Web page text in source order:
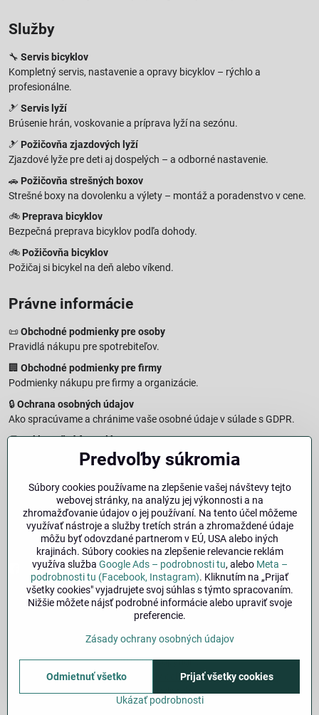
Služby
🔧 Servis bicyklov
Kompletný servis, nastavenie a opravy bicyklov – rýchlo a
profesionálne.
🎿 Servis lyží
Brúsenie hrán, voskovanie a príprava lyží na sezónu.
🎿 Požičovňa zjazdových lyží
Zjazdové lyže pre deti aj dospelých – a odborné nastavenie.
🚗 Požičovňa strešných boxov
Strešné boxy na dovolenku a výlety – montáž a poradenstvo v cene.
🚲 Preprava bicyklov
Bezpečná preprava bicyklov podľa dohody.
🚲 Požičovňa bicyklov
Požičaj si bicykel na deň alebo víkend.
Právne informácie
📜 Obchodné podmienky pre osoby
Pravidlá nákupu pre spotrebiteľov.
🏢 Obchodné podmienky pre firmy
Podmienky nákupu pre firmy a organizácie.
🔒Ochrana osobných údajov
Ako spracúvame a chránime vaše osobné údaje v súlade s GDPR.
🧾Reklamačný formulár
Jednoduché podanie reklamácie
Vzorový formulár pre odstúpenie od zmluvy a vrátenie tovaru.
Právna doložka – Autorské práva
Informácie o ochrane obsahu, značiek a fotografií vrátane
podmienok.
Facebook Instagram
🚚Doprava| 💳Platba| 🔁Výber veľkosti
©2026Copyright
Predvoľby súkromia
Zásady ochrany osobných údajov
Stav objednávky
Vytvorené pomocou:BiznisWeb.sk
Predvoľby súkromia
Súbory cookies používame na zlepšenie vašej návštevy tejto
webovej stránky, na analýzu jej výkonnosti a na
zhromažďovanie údajov o jej používaní. Na tento účel môžeme
využívať nástroje a služby tretích strán a zhromaždené údaje
môžu byť odovzdané partnerom v EÚ, USA alebo iných
krajinách. Súbory cookies na zlepšenie relevancie reklám
využíva služba Google Ads – podrobnosti tu, alebo Meta –
podrobnosti tu (Facebook, Instagram). Kliknutím na „Prijať
všetky cookies" vyjadrujete svoj súhlas s týmto spracovaním.
Nižšie môžete nájsť podrobné informácie alebo upraviť svoje
preferencie.
Zásady ochrany osobných údajov
Ukázať podrobnosti
Prijať všetky cookies
Odmietnuť všetko